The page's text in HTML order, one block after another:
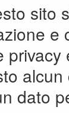
»
sito
e
dato